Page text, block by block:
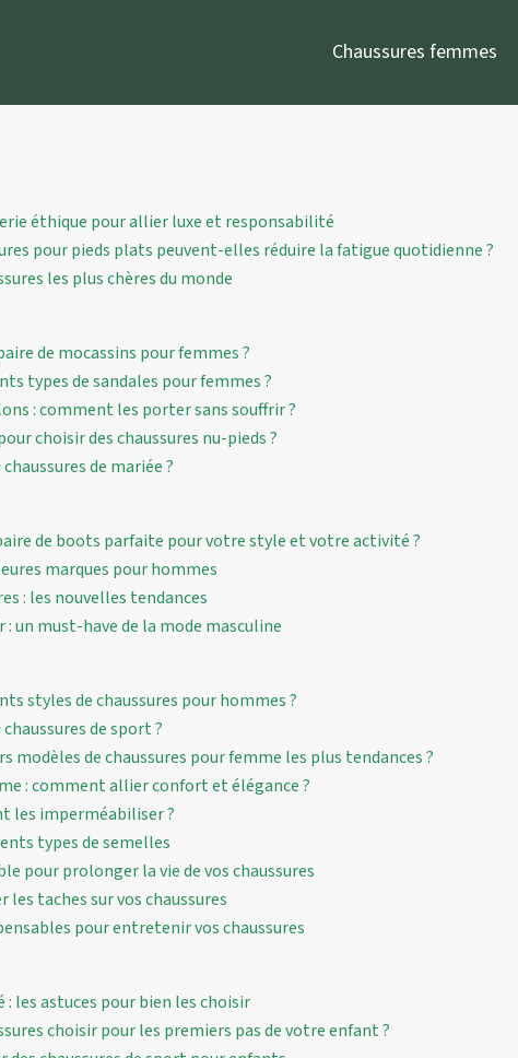
Chaussures femmes
éthique pour allier luxe et responsabilité
pour pieds plats peuvent-elles réduire la fatigue quotidienne ?
les plus chères du monde
de mocassins pour femmes ?
types de sandales pour femmes ?
: comment les porter sans souffrir ?
choisir des chaussures nu-pieds ?
de mariée ?
de boots parfaite pour votre style et votre activité ?
marques pour hommes
: les nouvelles tendances
: un must-have de la mode masculine
styles de chaussures pour hommes ?
de sport ?
modèles de chaussures pour femme les plus tendances ?
: comment allier confort et élégance ?
les imperméabiliser ?
types de semelles
pour prolonger la vie de vos chaussures
les taches sur vos chaussures
pour entretenir vos chaussures
: les astuces pour bien les choisir
choisir pour les premiers pas de votre enfant ?